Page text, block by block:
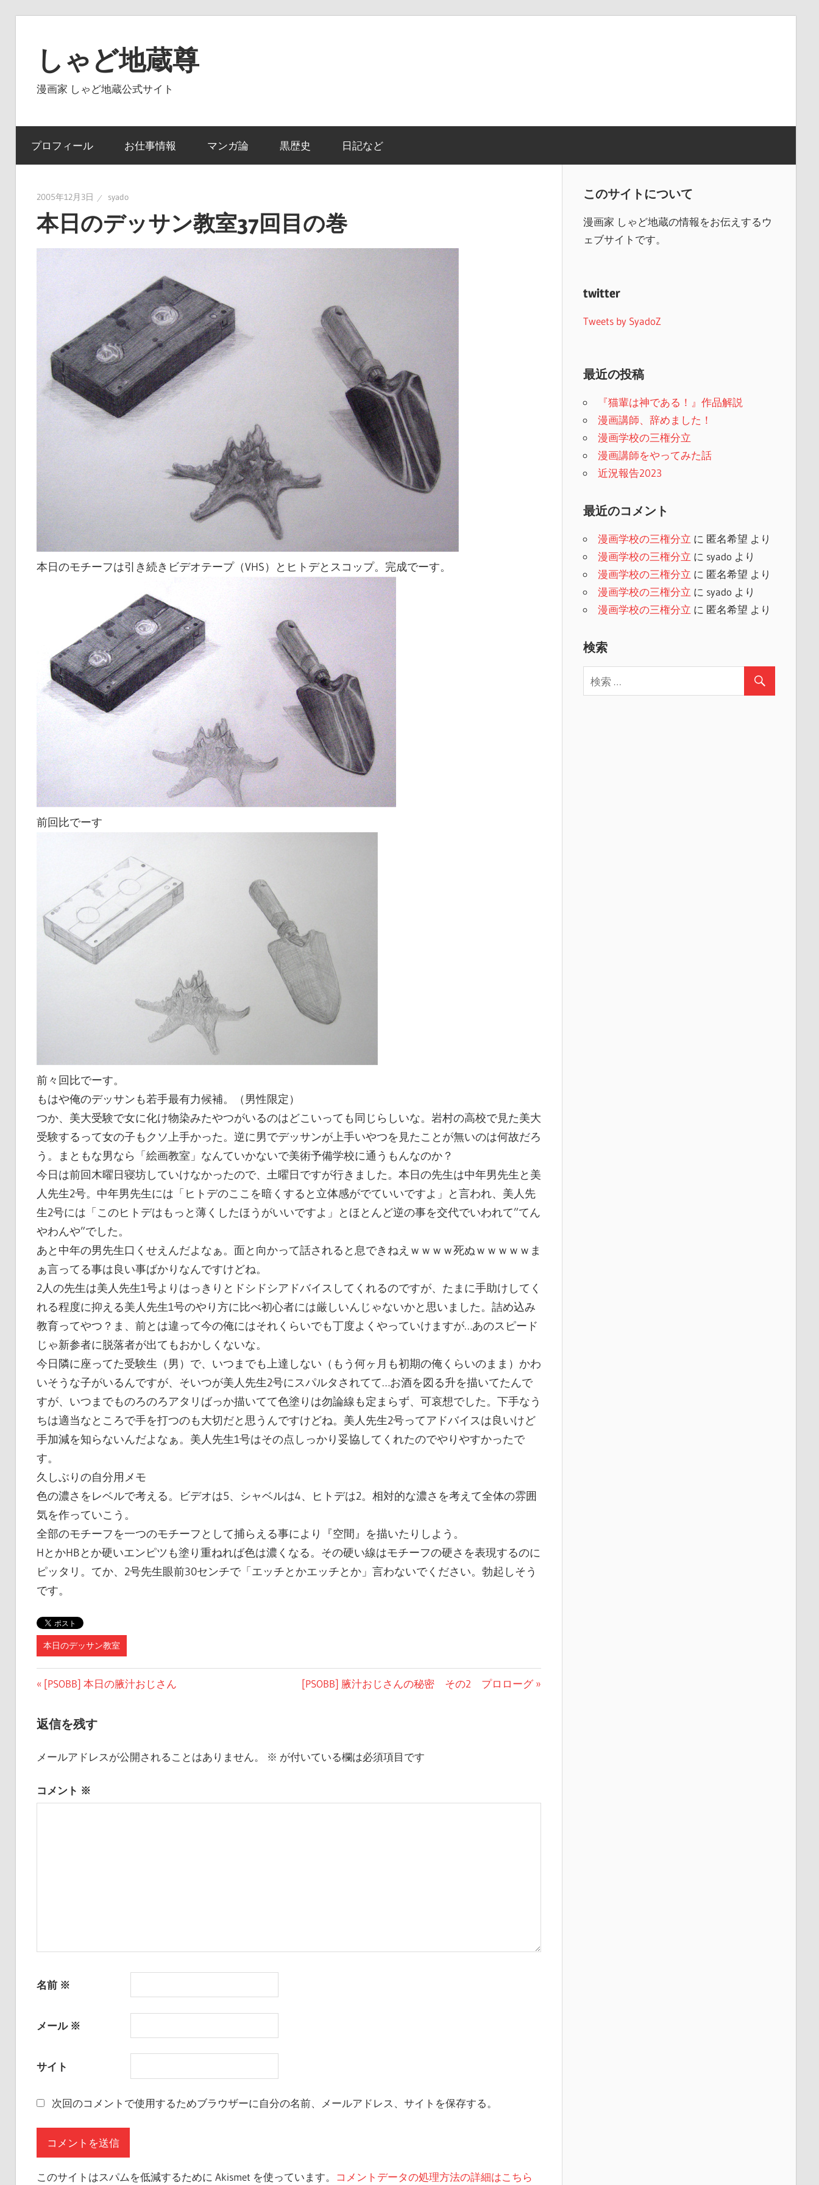
ス
ッ
しゃど地蔵尊
漫画家 しゃど地蔵公式サイト
プロフィール お仕事情報 マンガ論 黒歴史 日記など
2005年12月3日 syado
本日のデッサン教室37回目の巻
本日のモチーフは引き続きビデオテープ（VHS）とヒトデとスコップ。完成でーす。
前回比でーす
前々回比でーす。
もはや俺のデッサンも若手最有力候補。（男性限定）
つか、美大受験で女に化け物染みたやつがいるのはどこいっても同じらしいな。岩村の高校で見た美大
受験するって女の子もクソ上手かった。逆に男でデッサンが上手いやつを見たことが無いのは何故だろ
う。まともな男なら「絵画教室」なんていかないで美術予備学校に通うもんなのか？
今日は前回木曜日寝坊していけなかったので、土曜日ですが行きました。本日の先生は中年男先生と美
人先生2号。中年男先生には「ヒトデのここを暗くすると立体感がでていいですよ」と言われ、美人先
生2号には「このヒトデはもっと薄くしたほうがいいですよ」とほとんど逆の事を交代でいわれて”てん
やわんや”でした。
あと中年の男先生口くせえんだよなぁ。面と向かって話されると息できねえｗｗｗｗ死ぬｗｗｗｗｗま
ぁ言ってる事は良い事ばかりなんですけどね。
2人の先生は美人先生1号よりはっきりとドシドシアドバイスしてくれるのですが、たまに手助けしてく
れる程度に抑える美人先生1号のやり方に比べ初心者には厳しいんじゃないかと思いました。詰め込み
教育ってやつ？ま、前とは違って今の俺にはそれくらいでも丁度よくやっていけますが…あのスピード
じゃ新参者に脱落者が出てもおかしくないな。
今日隣に座ってた受験生（男）で、いつまでも上達しない（もう何ヶ月も初期の俺くらいのまま）かわ
いそうな子がいるんですが、そいつが美人先生2号にスパルタされてて…お酒を図る升を描いてたんで
すが、いつまでものろのろアタリばっか描いてて色塗りは勿論線も定まらず、可哀想でした。下手なう
ちは適当なところで手を打つのも大切だと思うんですけどね。美人先生2号ってアドバイスは良いけど
手加減を知らないんだよなぁ。美人先生1号はその点しっかり妥協してくれたのでやりやすかったで
す。
久しぶりの自分用メモ
色の濃さをレベルで考える。ビデオは5、シャベルは4、ヒトデは2。相対的な濃さを考えて全体の雰囲
気を作っていこう。
全部のモチーフを一つのモチーフとして捕らえる事により『空間』を描いたりしよう。
HとかHBとか硬いエンピツも塗り重ねれば色は濃くなる。その硬い線はモチーフの硬さを表現するのに
ピッタリ。てか、2号先生眼前30センチで「エッチとかエッチとか」言わないでください。勃起しそう
です。
本日のデッサン教室
投
ナ
ビ
ー
前
記
[PSOBB] 本日の腋汁おじさん
次
[PSOBB] 腋汁おじさんの秘密 その2 プロローグ
返信を残す
メールアドレスが公開されることはありません。 ※ が付いている欄は必須項目です
コメント ※
名前 ※
メール ※
サイト
次回のコメントで使用するためブラウザーに自分の名前、メールアドレス、サイトを保存する。
このサイトはスパムを低減するために Akismet を使っています。 コメントデータの処理方法の詳細はこちら
このサイトについて
漫画家 しゃど地蔵の情報をお伝えするウ
ェブサイトです。
twitter
Tweets by SyadoZ
最近の投稿
『猫輩は神である！』作品解説
漫画講師、辞めました！
漫画学校の三権分立
漫画講師をやってみた話
近況報告2023
最近のコメント
漫画学校の三権分立 に 匿名希望 より
漫画学校の三権分立 に syado より
漫画学校の三権分立 に 匿名希望 より
漫画学校の三権分立 に syado より
漫画学校の三権分立 に 匿名希望 より
検索